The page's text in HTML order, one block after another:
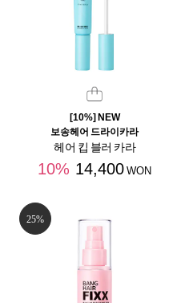
[10%] NEW
보송헤어 드라이카라
헤어 킵 블러 카라
10% 14,400 WON
25%